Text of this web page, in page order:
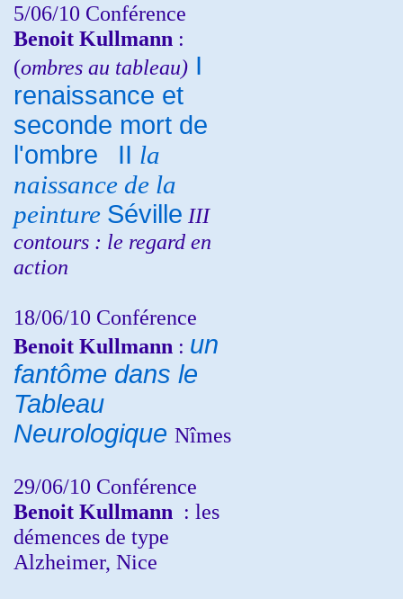
5/06/10 Conférence
Benoit Kullmann :
(ombres au tableau) I
renaissance et
seconde mort de
l'ombre
II la
naissance de la
peinture Séville III
contours : le regard en
action
18/06/10 Conférence
Benoit Kullmann : un
fantôme dans le
Tableau
Neurologique Nîmes
29/06/10 Conférence
Benoit Kullmann : les
démences de type
Alzheimer, Nice